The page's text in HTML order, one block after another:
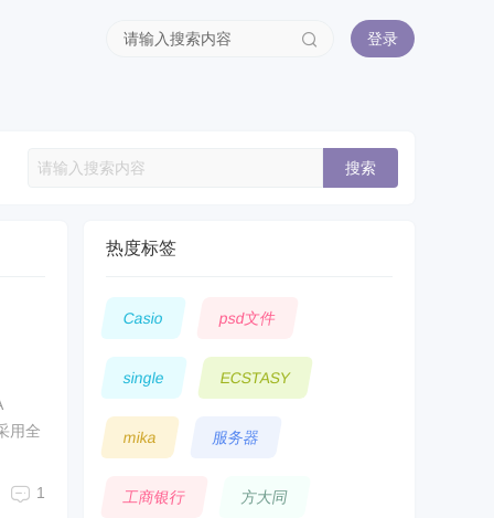
登录
搜索
用全
1
热度标签
Casio psd文件
single ECSTASY
mika 服务器
工商银行 方大同